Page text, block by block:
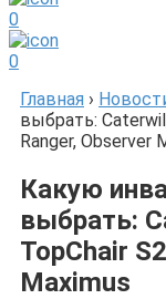
0
0
Главная ›
выбрать:
Ranger, Observer
Какую
выбрать:
TopChair
Maximus